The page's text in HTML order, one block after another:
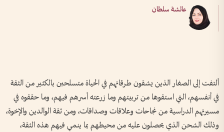
عائشة سلطان
ألتفت إلى الصغار الذين يشقون طرقاتهم في الحياة متسلحين بالكثير من الثقة
في أنفسهم، التي استقوها من تربيتهم وما زرعته أسرهم فيهم، وما حققوه في
مسيرتهم الدراسية من نجاحات وعلاقات وصداقات، ومن ثقة الوالدين والإخوة،
وذلك الشحن الذي يحصلون عليه من محيطهم بما ينمي فيهم هذه الثقة،